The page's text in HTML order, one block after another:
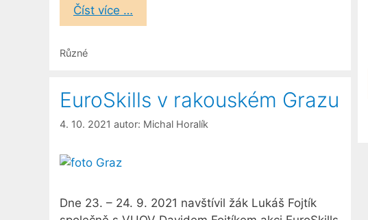
Číst více …
Rubriky
Různé
EuroSkills v rakouském Grazu
4. 10. 2021 autor: Michal Horalík
Dne 23. – 24. 9. 2021 navštívil žák Lukáš Fojtík